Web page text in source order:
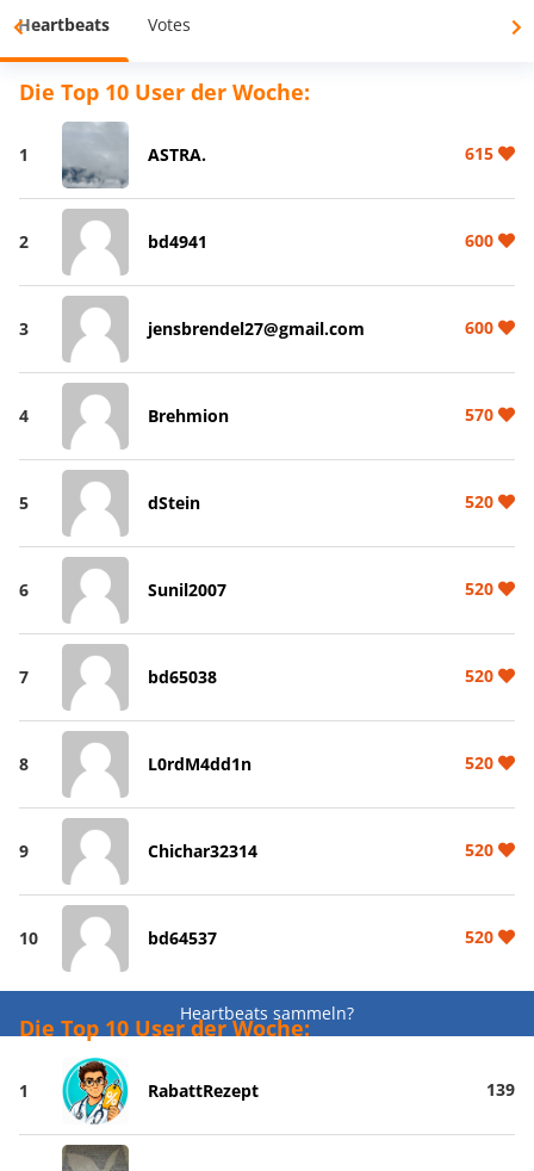
Heartbeats Votes
Die Top 10 User der Woche:
1 ASTRA. 615
2 bd4941 600
3 jensbrendel27@gmail.com 600
4 Brehmion 570
5 dStein 520
6 Sunil2007 520
7 bd65038 520
8 L0rdM4dd1n 520
9 Chichar32314 520
10 bd64537 520
Heartbeats sammeln?
Die Top 10 User der Woche:
1 RabattRezept 139